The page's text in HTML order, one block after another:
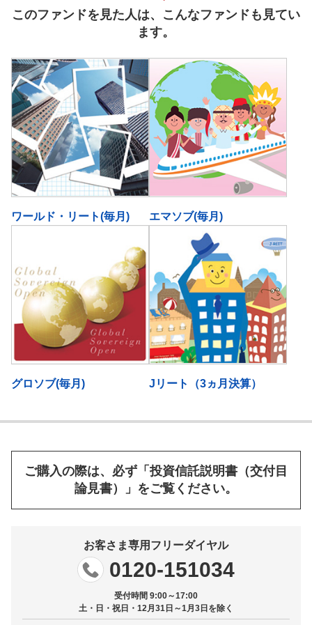
このファンドを見た人は、こんなファンドも見てい
ます。
ワールド・リート(毎月) エマソブ(毎月)
グロソブ(毎月) Jリート（3ヵ月決算）
ご購入の際は、必ず「投資信託説明書（交付目
論見書）」をご覧ください。
お客さま専用フリーダイヤル
0120-151034
受付時間 9:00～17:00
土・日・祝日・12月31日～1月3日を除く